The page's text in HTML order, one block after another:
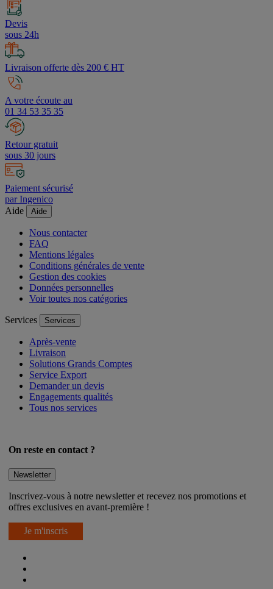
Devis
sous 24h
Livraison offerte dès 200 € HT
A votre écoute au
01 34 53 35 35
Retour gratuit
sous 30 jours
Paiement sécurisé
par Ingenico
Aide
Aide
Nous contacter
FAQ
Mentions légales
Conditions générales de vente
Gestion des cookies
Données personnelles
Voir toutes nos catégories
Services Services
Après-vente
Livraison
Solutions Grands Comptes
Service Export
Demander un devis
Engagements qualités
Tous nos services
On reste en contact ?
Newsletter
Inscrivez-vous à notre newsletter et recevez nos promotions et
offres exclusives en avant-première !
Je m'inscris